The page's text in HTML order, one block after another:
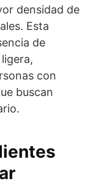
densidad de
Esta
de
con
buscan